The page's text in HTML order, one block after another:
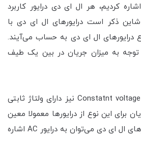
کردیم، هر ال ای دی درایور کاربرد
ذکر است درایورهای ال ای دی با
درایورهای ال ای دی به حساب می‌آیند.
توجه به میزان جریان در بین یک طیف
درایورهای ولتاژ ثابت یا Constatnt voltage نیز دارای ولتاژ ثابتی
برای این نوع از درایورها معمولا معین
است. از انواع دیگر درایورهای ال ای دی می‌توان به درایور AC اشاره